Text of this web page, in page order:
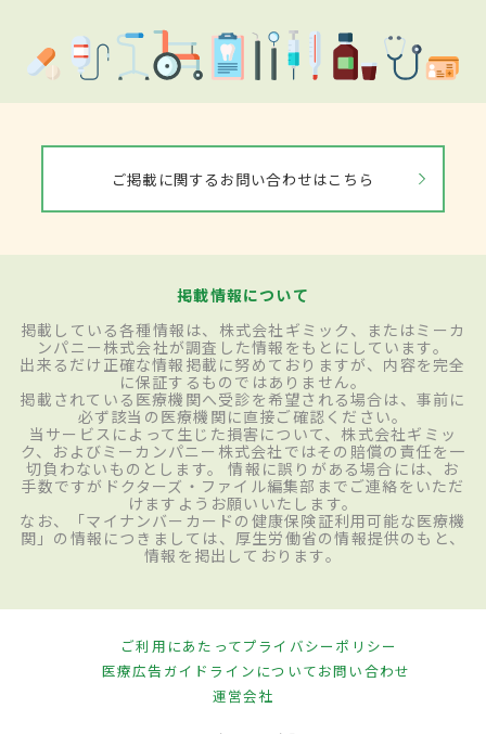
ご掲載に関するお問い合わせはこちら
掲載情報について
掲載している各種情報は、株式会社ギミック、またはミーカ
ンパニー株式会社が調査した情報をもとにしています。
出来るだけ正確な情報掲載に努めておりますが、内容を完全
に保証するものではありません。
掲載されている医療機関へ受診を希望される場合は、事前に
必ず該当の医療機関に直接ご確認ください。
当サービスによって生じた損害について、株式会社ギミッ
ク、およびミーカンパニー株式会社ではその賠償の責任を一
切負わないものとします。 情報に誤りがある場合には、お
手数ですがドクターズ・ファイル編集部までご連絡をいただ
けますようお願いいたします。
なお、「マイナンバーカードの健康保険証利用可能な医療機
関」の情報につきましては、厚生労働省の情報提供のもと、
情報を掲出しております。
ご利用にあたってプライバシーポリシー
医療広告ガイドラインについてお問い合わせ
運営会社